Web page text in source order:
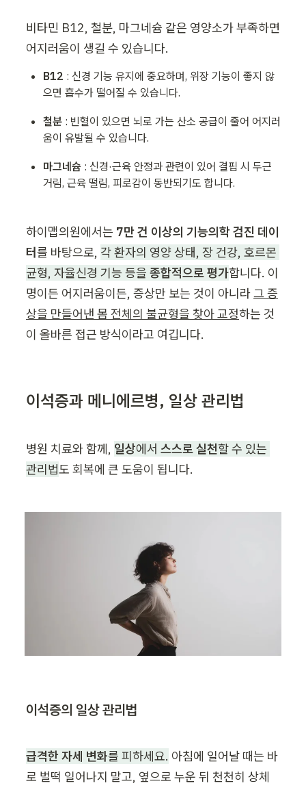
비타민 B12, 철분, 마그네슘 같은 영양소가 부족하면
B12 : 신경 기능 유지에 중요하며, 위장 기능이 좋지 않
으면 흡수가 떨어질 수 있습니다.
철분 : 빈혈이 있으면 뇌로 가는 산소 공급이 줄어 어지러
움이 유발될 수 있습니다.
마그네슘 : 신경·근육 안정과 관련이 있어 결핍 시 두근
거림, 근육 떨림, 피로감이 동반되기도 합니다.
하이맵의원에서는 7만 건 이상의 기능의학 검진 데이
터를 바탕으로, 각 환자의 영양 상태, 장 건강, 호르몬
균형, 자율신경 기능 등을 종합적으로 평가합니다. 이
명이든 어지러움이든, 증상만 보는 것이 아니라 그 증
상을 만들어낸 몸 전체의 불균형을 찾아 교정하는 것
이 올바른 접근 방식이라고 여깁니다.
이석증과 메니에르병, 일상 관리법
병원 치료와 함께, 일상에서 스스로 실천할 수 있는
관리법도 회복에 큰 도움이 됩니다.
이석증의 일상 관리법
급격한 자세 변화를 피하세요. 아침에 일어날 때는 바
로 벌떡 일어나지 말고, 옆으로 누운 뒤 천천히 상체